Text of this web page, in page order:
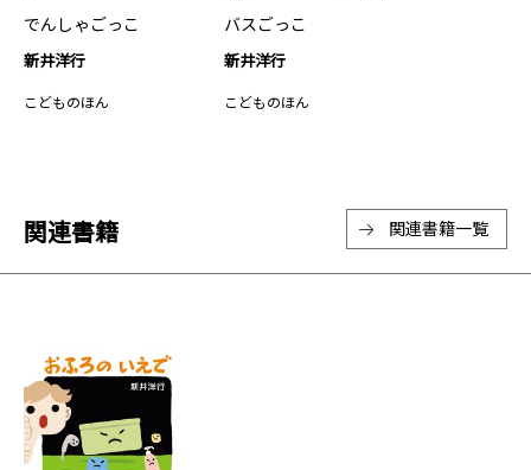
でんしゃごっこ
新井洋行
こどものほん
バスごっこ
新井洋行
こどものほん
関連書籍 関連書籍一覧